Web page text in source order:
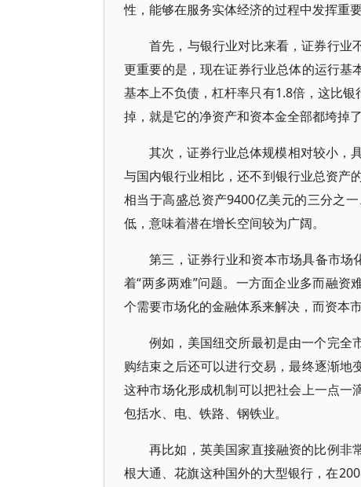
性，能够在服务实体经济的过程中发挥重
首先，与银行业对比来看，证券行业
更重要的是，现在证券行业总体的运行基
基本上不负债，杠杆率只有1.8倍，这比
掉，就是它的净资产和资本金全部都垮掉
其次，证券行业总体规模相对较小，
与国内银行业相比，还不到银行业总资产
相当于高盛总资产9400亿美元的三分之
低，意味着潜在增长空间较为广阔。
第三，证券行业和资本市场具备市场
着“两多两难”问题。一方面企业多而融
个需要市场化的金融体系来解决，而资本
例如，美国纽交所最初是由一个完全
购结束之后还可以进行交易，最终逐渐地
这种市场化形成机制可以把社会上一点一
包括水、电、铁路、钢铁业。
再比如，英美国家直接融资的比例非
根大通、花旗这种国外的大型银行，在